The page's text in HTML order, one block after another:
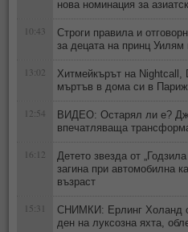
нова номинация за
10:43
Строги правила и
за децата на принц
13:02
Хитмейкърът на Nightcall,
мъртъв в дома си в
12:54
ВИДЕО: Остарял ли е?
впечатляваща
16:12
Детето звезда от
загина при автомобилна
възраст
15:31
СНИМКИ: Ерлинг Холанд
ден на луксозна яхта,